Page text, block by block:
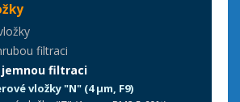
filtraci
jemnou filtraci
vložky "N" (4 µm, F9)